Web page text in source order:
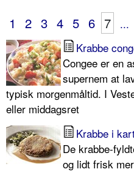
1 2 3 4 5 6 7
...
Krabbe
Congee er en
supernem at
typisk morgenmåltid. I
eller middagsret
Krabbe i
De krabbe-
og lidt frisk